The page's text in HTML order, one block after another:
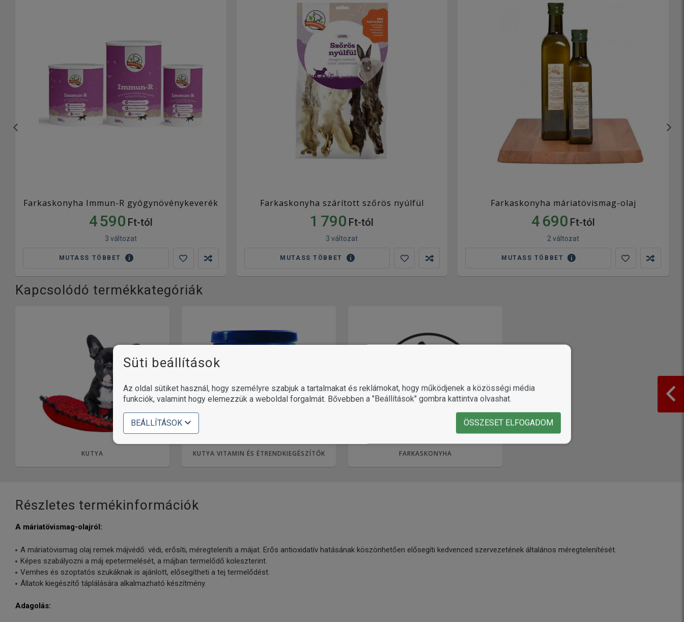
Farkaskonyha Immun-R gyógynövénykeverék
4 590 Ft-tól
3 változat
MUTASS TÖBBET
Farkaskonyha szárított szőrös nyúlfül
1 790 Ft-tól
3 változat
MUTASS TÖBBET
Farkaskonyha máriatövismag-olaj
4 690 Ft-tól
2 változat
MUTASS TÖBBET
Kapcsolódó termékkategóriák
KUTYA KUTYA VITAMIN ÉS ÉTRENDKIEGÉSZÍTŐK FARKASKONYHA
Részletes termékinformációk
A máriatövismag-olajról:
A máriatövismag olaj remek májvédő: védi, erősíti, méregteleníti a májat. Erős antioxidatív hatásának köszönhetően elősegíti kedvenced szervezetének általános méregtelenítését.
Képes szabályozni a máj epetermelését, a májban termelődő koleszterint.
Vemhes és szoptatós szukáknak is ajánlott, elősegítheti a tej termelődést.
Állatok kiegészítő táplálására alkalmazható készítmény.
Adagolás:
Süti beállítások
Az oldal sütiket használ, hogy személyre szabjuk a tartalmakat és reklámokat, hogy működjenek a közösségi média
funkciók, valamint hogy elemezzük a weboldal forgalmát. Bővebben a "Beállítások" gombra kattintva olvashat.
BEÁLLÍTÁSOK ÖSSZESET ELFOGADOM